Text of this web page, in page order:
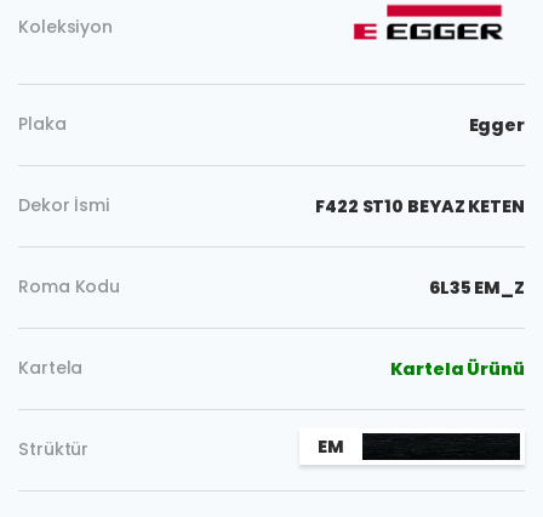
Koleksiyon
Plaka Egger
Dekor İsmi F422 ST10 BEYAZ KETEN
Roma Kodu 6L35 EM_Z
Kartela Kartela Ürünü
Strüktür EM